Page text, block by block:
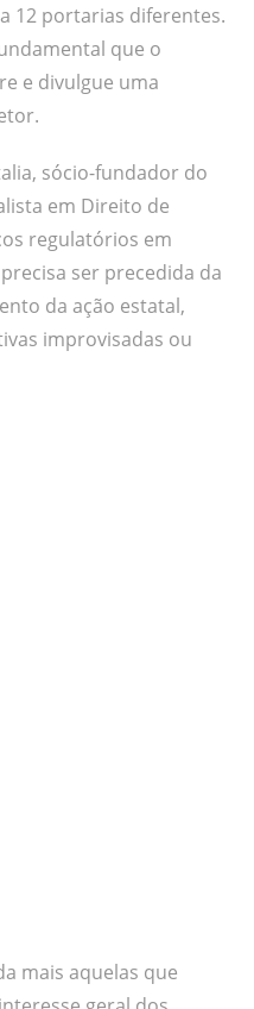
12 portarias diferentes.
que o
e divulgue uma
sócio-fundador do
em Direito de
regulatórios em
ser precedida da
da ação estatal,
improvisadas ou
mais aquelas que